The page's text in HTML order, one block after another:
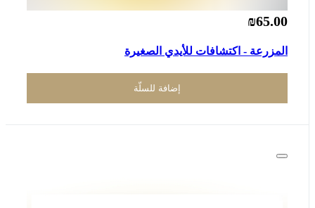
₪65.00
المزرعة - اكتشافات للأيدي الصغيرة
إضافة للسلّة